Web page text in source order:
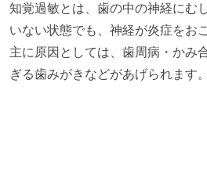
知覚過敏とは、歯の中の神経にむ
いない状態でも、神経が炎症をお
主に原因としては、歯周病・かみ
ぎる歯みがきなどがあげられます。